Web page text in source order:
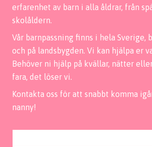
erfarenhet av barn i alla åldrar, från
skolåldern.
Vår barnpassning finns i hela Sverige,
och på landsbygden. Vi kan hjälpa er
Behöver ni hjälp på kvällar, nätter
fara, det löser vi.
Kontakta oss för att snabbt komma
nanny!